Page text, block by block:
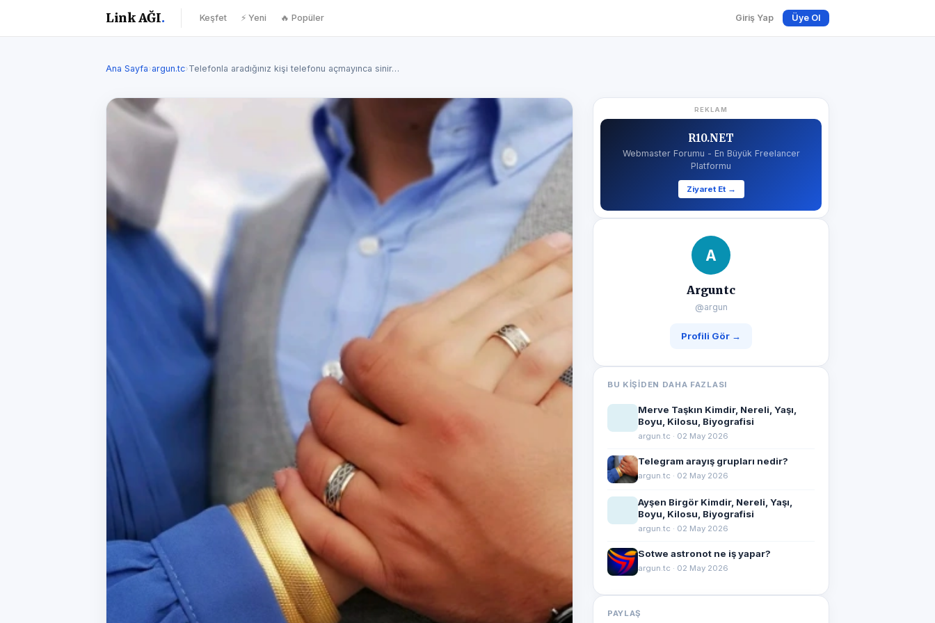
Link AĞI. Keşfet ⚡ Yeni 🔥 Popüler Giriş Yap Üye Ol
Ana Sayfa›argun.tc›Telefonla aradığınız kişi telefonu açmayınca sinir…
REKLAM
R10.NET
Webmaster Forumu - En Büyük Freelancer
Platformu
Ziyaret Et →
A
Arguntc
@argun
Profili Gör →
BU KIŞIDEN DAHA FAZLASI
Merve Taşkın Kimdir, Nereli, Yaşı,
Boyu, Kilosu, Biyografisi
argun.tc · 02 May 2026
Telegram arayış grupları nedir?
argun.tc · 02 May 2026
Ayşen Birgör Kimdir, Nereli, Yaşı,
Boyu, Kilosu, Biyografisi
argun.tc · 02 May 2026
Sotwe astronot ne iş yapar?
argun.tc · 02 May 2026
PAYLAŞ